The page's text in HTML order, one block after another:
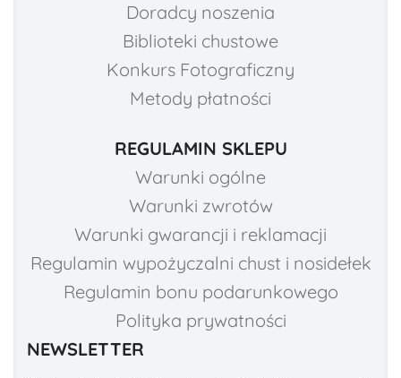
Doradcy noszenia
Biblioteki chustowe
Konkurs Fotograficzny
Metody płatności
REGULAMIN SKLEPU
Warunki ogólne
Warunki zwrotów
Warunki gwarancji i reklamacji
Regulamin wypożyczalni chust i nosidełek
Regulamin bonu podarunkowego
Polityka prywatności
NEWSLETTER